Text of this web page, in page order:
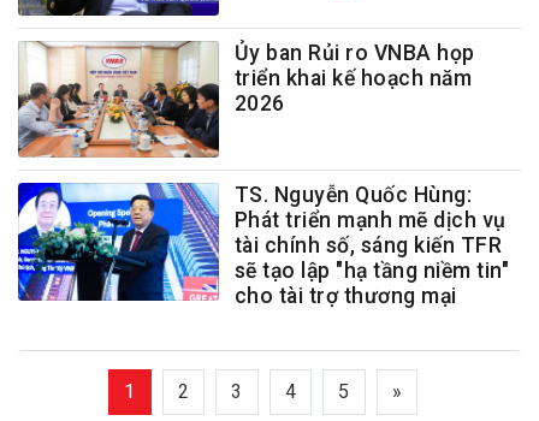
Ủy ban Rủi ro VNBA họp
triển khai kế hoạch năm
2026
TS. Nguyễn Quốc Hùng:
Phát triển mạnh mẽ dịch vụ
tài chính số, sáng kiến TFR
sẽ tạo lập "hạ tầng niềm tin"
cho tài trợ thương mại
1 2 3 4 5 »